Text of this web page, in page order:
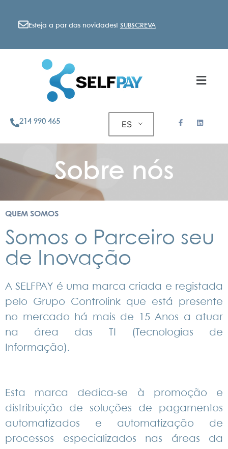
Esteja a par das novidades! SUBSCREVA
214 990 465 ES
Sobre nós
QUEM SOMOS
Somos o Parceiro seu
de Inovação
A SELFPAY é uma marca criada e registada
pelo Grupo Controlink que está presente
no mercado há mais de 15 Anos a atuar
na área das TI (Tecnologias de
Informação).
Esta marca dedica-se à promoção e
distribuição de soluções de pagamentos
automatizados e automatização de
processos
especializados nas áreas da